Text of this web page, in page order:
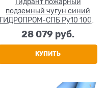
подземный чугун синий
ГИДРОПРОМ-СПБ Ру10 1000
мм
28 079 руб.
КУПИТЬ